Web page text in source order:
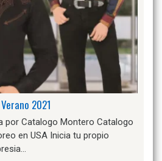
2021
por Catalogo Montero Catalogo
en USA Inicia tu propio